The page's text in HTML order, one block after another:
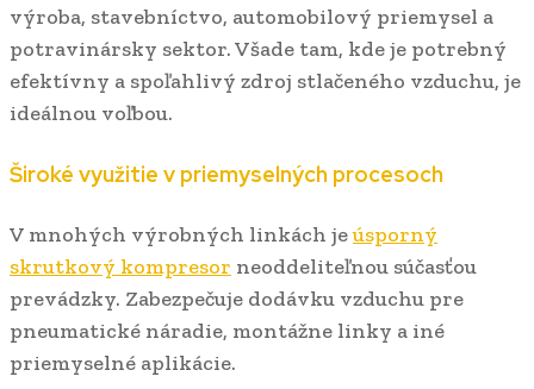
výroba, stavebníctvo, automobilový priemysel a
potravinársky sektor. Všade tam, kde je potrebný
efektívny a spoľahlivý zdroj stlačeného vzduchu, je
ideálnou voľbou.
Široké využitie v priemyselných procesoch
V mnohých výrobných linkách jeúsporný
skrutkový kompresor neoddeliteľnou súčasťou
prevádzky. Zabezpečuje dodávku vzduchu pre
pneumatické náradie, montážne linky a iné
priemyselné aplikácie.